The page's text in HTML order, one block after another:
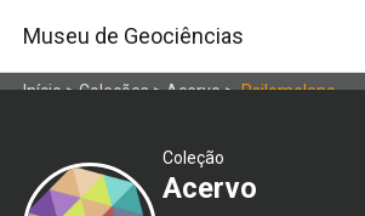
Museu de Geociências
Início>Coleções>Acervo>Psilomelano
Coleção
Acervo